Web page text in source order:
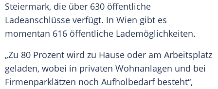
Steiermark, die über 630 öffentliche
Ladeanschlüsse verfügt. In Wien gibt es
momentan 616 öffentliche Lademöglichkeiten.
„Zu 80 Prozent wird zu Hause oder am Arbeitsplatz
geladen, wobei in privaten Wohnanlagen und bei
Firmenparklätzen noch Aufholbedarf besteht“,